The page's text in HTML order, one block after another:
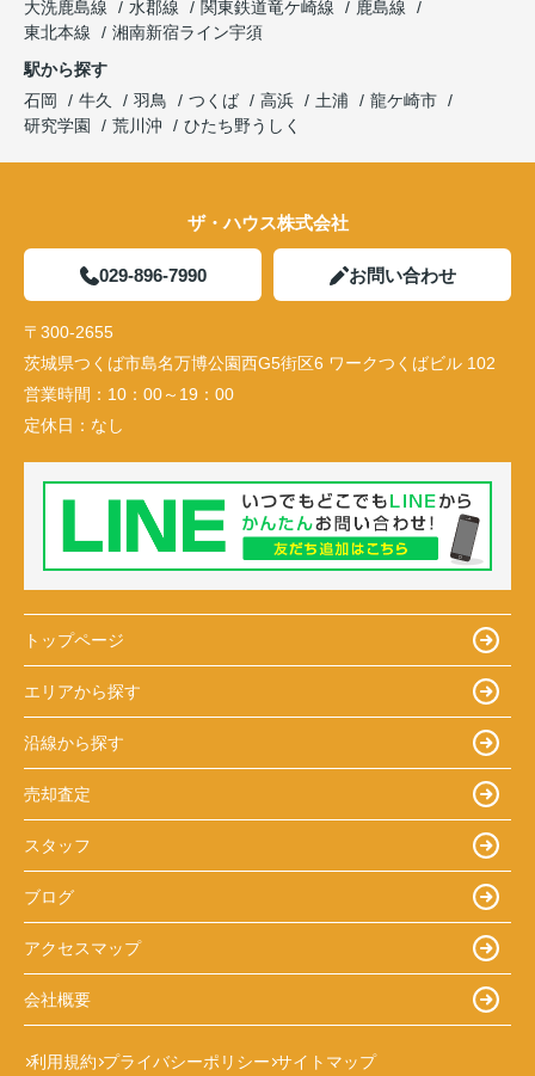
大洗鹿島線
水郡線 関東鉄道竜ケ崎線
鹿島線
東北本線
湘南新宿ライン宇須
駅から探す
石岡
牛久 羽鳥 つくば 高浜 土浦
龍ケ崎市
研究学園
荒川沖 ひたち野うしく
ザ・ハウス株式会社
029-896-7990 お問い合わせ
〒300-2655
茨城県つくば市島名万博公園西G5街区6 ワークつくばビル 102
営業時間： 10：00～19：00
定休日： なし
トップページ
エリアから探す
沿線から探す
売却査定
スタッフ
ブログ
アクセスマップ
会社概要
利用規約 プライバシーポリシー サイトマップ